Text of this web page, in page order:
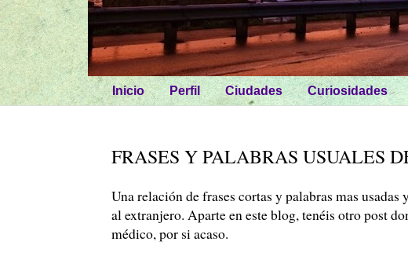
Inicio Perfil Ciudades Curiosidades
FRASES Y PALABRAS USUALES
Una relación de frases cortas y palabras mas
al extranjero. Aparte en este blog, tenéis otro post
médico, por si acaso.